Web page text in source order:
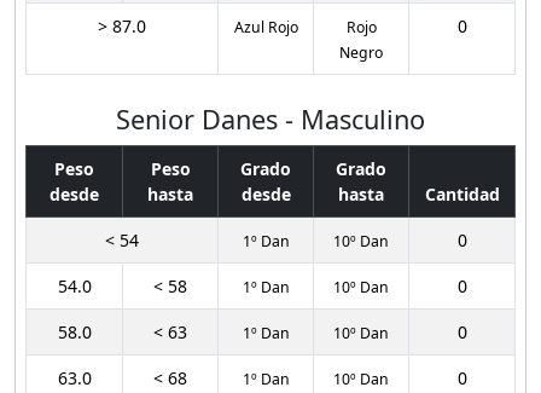
> 87.0 Azul Rojo
Rojo
Negro
0
Senior Danes - Masculino
Peso
desde
Peso
hasta
Grado
desde
Grado
hasta
Cantidad
< 54
1º Dan 10º Dan
0
54.0
< 58 1º Dan 10º Dan
0
58.0
< 63 1º Dan 10º Dan
0
63.0
< 68 1º Dan 10º Dan
0